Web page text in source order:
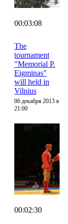
00:03:08
The
tournament
"Memorial P.
Eigminas"
will held in
Vilnius
06 декабря 2013 в
21:00
00:02:30